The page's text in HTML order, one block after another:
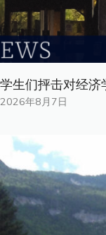
学生们抨击对经济
2026年8月7日